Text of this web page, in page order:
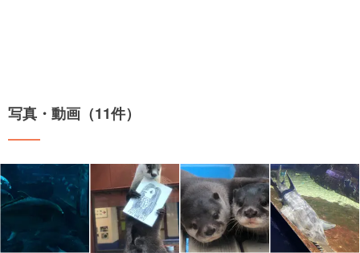
写真・動画（11件）